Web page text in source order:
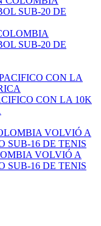
SUB-20 DE
CON LA 10K
VOLVIÓ A
SUB-16 DE TENIS